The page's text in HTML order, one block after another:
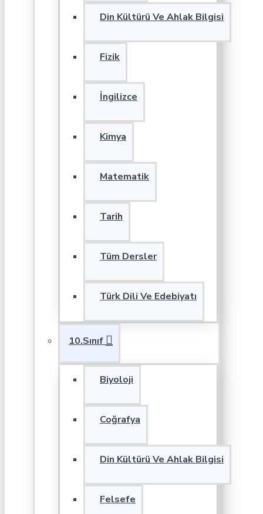
Din Kültürü Ve Ahlak Bilgisi
Fizik
İngilizce
Kimya
Matematik
Tarih
Tüm Dersler
Türk Dili Ve Edebiyatı
10.Sınıf
Biyoloji
Coğrafya
Din Kültürü Ve Ahlak Bilgisi
Felsefe